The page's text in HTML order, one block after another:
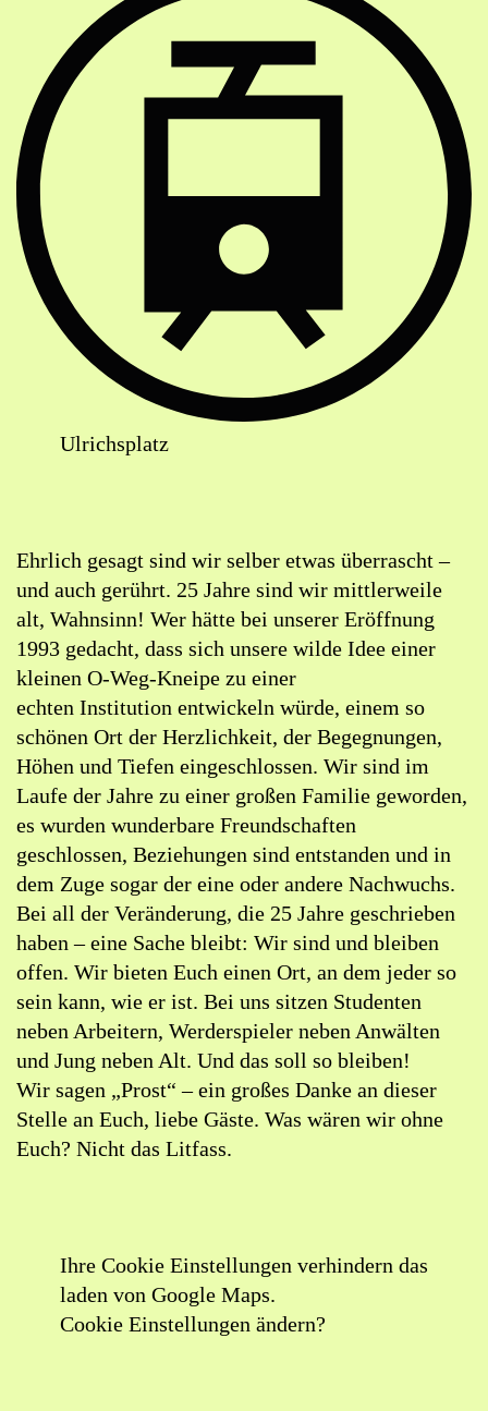
Ulrichsplatz
in
Google
Maps
öffnen
(externer
Link)
Ehrlich gesagt sind wir selber etwas überrascht –
und auch gerührt. 25 Jahre sind wir mittlerweile
alt, Wahnsinn! Wer hätte bei unserer Eröffnung
1993 gedacht, dass sich unsere wilde Idee einer
kleinen O-Weg-Kneipe zu einer
echten Institution entwickeln würde, einem so
schönen Ort der Herzlichkeit, der Begegnungen,
Höhen und Tiefen eingeschlossen. Wir sind im
Laufe der Jahre zu einer großen Familie geworden,
es wurden wunderbare Freundschaften
geschlossen, Beziehungen sind entstanden und in
dem Zuge sogar der eine oder andere Nachwuchs.
Bei all der Veränderung, die 25 Jahre geschrieben
haben – eine Sache bleibt: Wir sind und bleiben
offen. Wir bieten Euch einen Ort, an dem jeder so
sein kann, wie er ist. Bei uns sitzen Studenten
neben Arbeitern, Werderspieler neben Anwälten
und Jung neben Alt. Und das soll so bleiben!
Wir sagen „Prost“ – ein großes Danke an dieser
Stelle an Euch, liebe Gäste. Was wären wir ohne
Euch? Nicht das Litfass.
Ihre Cookie Einstellungen verhindern das
laden von Google Maps.
Cookie Einstellungen ändern?